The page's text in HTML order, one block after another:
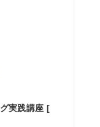
実践講座 [